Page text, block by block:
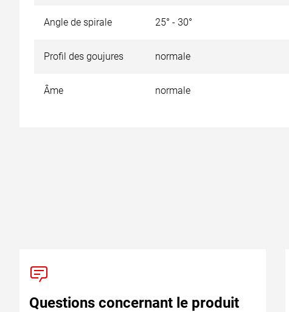
Angle de spirale 25° - 30°
Profil des goujures normale
Âme normale
Questions concernant le produit